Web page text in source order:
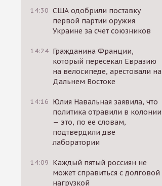
14:30 США одобрили поставку
первой партии оружия
Украине за счет союзников
14:24 Гражданина Франции,
который пересекал Евразию
на велосипеде, арестовали на
Дальнем Востоке
14:16 Юлия Навальная заявила, что
политика отравили в колонии
— это, по ее словам,
подтвердили две
лаборатории
14:09 Каждый пятый россиян не
может справиться с долговой
нагрузкой